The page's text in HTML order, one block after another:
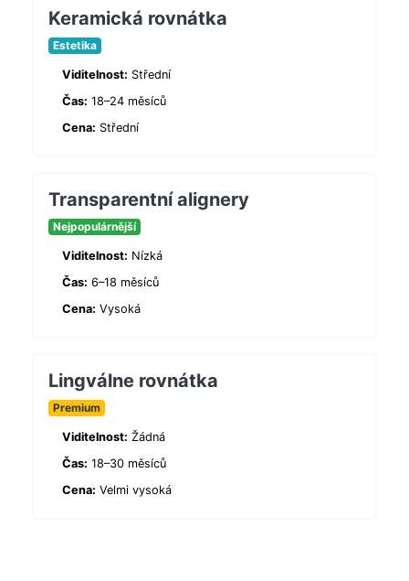
Keramická rovnátka
Estetika
Viditelnost: Střední
Čas: 18–24 měsíců
Cena: Střední
Transparentní alignery
Nejpopulárnější
Viditelnost: Nízká
Čas: 6–18 měsíců
Cena: Vysoká
Lingválne rovnátka
Premium
Viditelnost: Žádná
Čas: 18–30 měsíců
Cena: Velmi vysoká